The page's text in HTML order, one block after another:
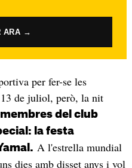
ARA →
per fer-se les
de juliol, però, la nit
del club
la festa
A l'estrella mundial
dies amb disset anys i vol